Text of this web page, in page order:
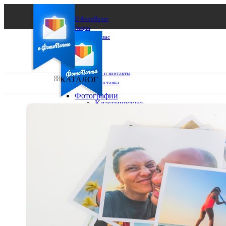
О ФотоПочте
Акции
Сделаем за вас
Бизнесу
FAQ
Франшиза
Поддержка и контакты
Оплата и доставка
Выберите из списка:
КАТАЛОГ
Фотографии
Классические
10х15
15х15
15х20
20х20
20х30
30х30
30х40
Фото
в